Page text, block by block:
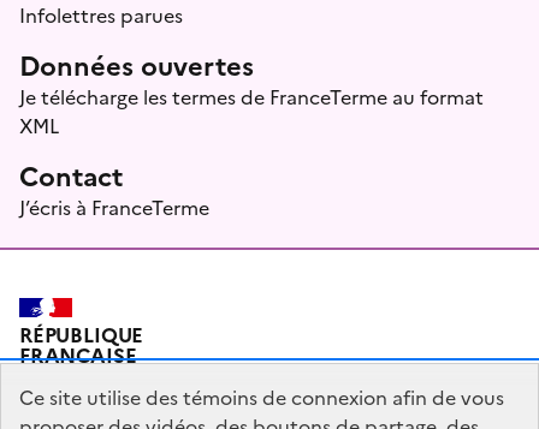
Infolettres parues
Données ouvertes
Je télécharge les termes de FranceTerme au format
XML
Contact
J’écris à FranceTerme
RÉPUBLIQUE
FRANÇAISE
Ce site utilise des témoins de connexion afin de vous